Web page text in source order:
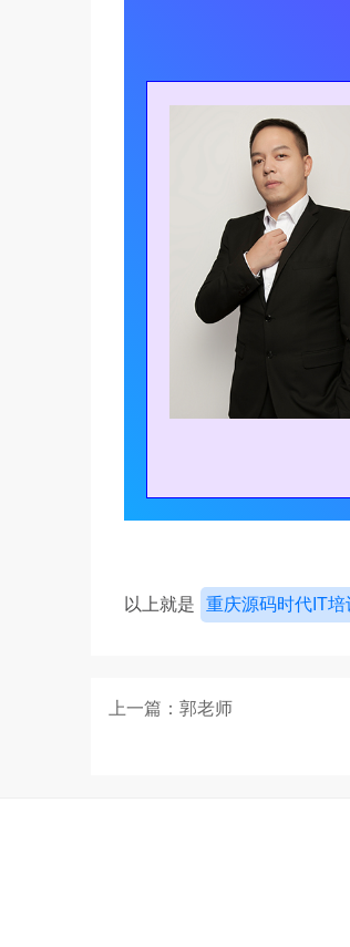
以上就是 重庆源码时代IT培
上一篇：郭老师